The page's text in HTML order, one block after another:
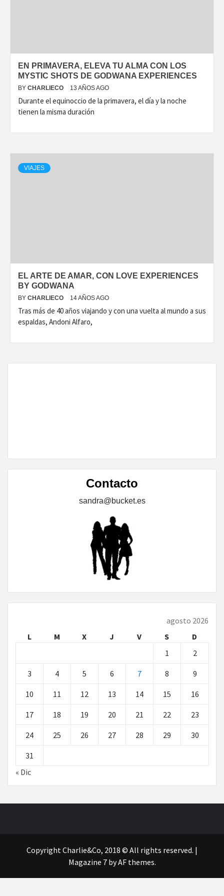
EN PRIMAVERA, ELEVA TU ALMA CON LOS
MYSTIC SHOTS DE GODWANA EXPERIENCES
BY CHARLIECO 13 AÑOS AGO
Durante el equinoccio de la primavera, el día y la noche
tienen la misma duración
VIAJES
EL ARTE DE AMAR, CON LOVE EXPERIENCES
BY GODWANA
BY CHARLIECO 14 AÑOS AGO
Tras más de 40 años viajando y con una vuelta al mundo a sus
espaldas, Andoni Alfaro,
Contacto
sandra@bucket.es
agosto 2026
L
M X J V S
D
1
2
3 4 5 6 7 8 9
10 11 12 13 14 15 16
17 18 19 20 21 22 23
24 25 26 27 28 29 30
31
« Dic
Copyright Charlie&Co, 2018 © All rights reserved. |
Magazine 7by AF themes.